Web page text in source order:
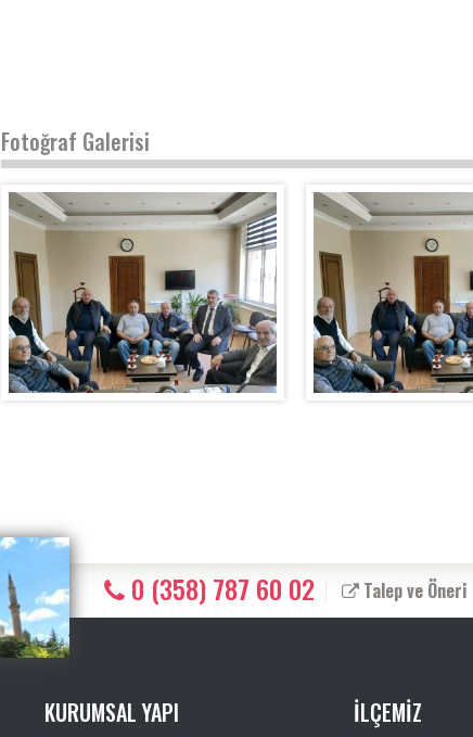
Fotoğraf Galerisi
0 (358) 787 60 02 Talep ve Öneri
KURUMSAL YAPI İLÇEMİZ